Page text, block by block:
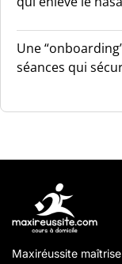
Une
séances qui
Maxiréussite